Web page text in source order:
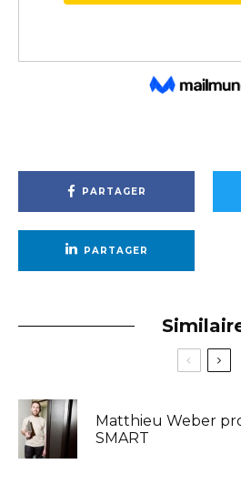
PARTAGER
PARTAGER
Matthieu Weber
SMART